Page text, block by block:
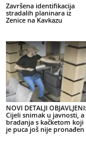
Završena identifikacija
stradalih planinara iz
Zenice na Kavkazu
NOVI DETALJI OBJAVLJENI:
Cijeli snimak u javnosti, a
bradanja s kačketom koji
je puca još nije pronađen